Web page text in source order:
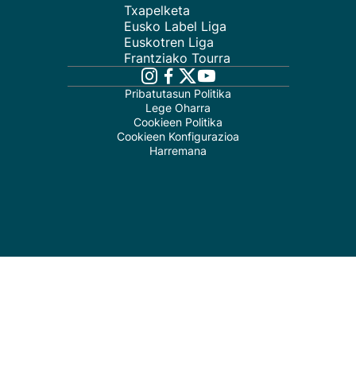
Txapelketa
Eusko Label Liga
Euskotren Liga
Frantziako Tourra
Pribatutasun Politika
Lege Oharra
Cookieen Politika
Cookieen Konfigurazioa
Harremana